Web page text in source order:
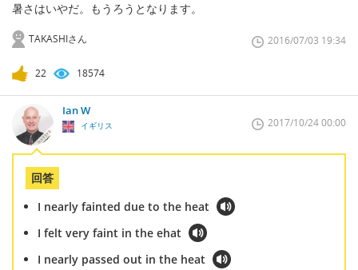
暑さはいやだ。もうろうとなります。
TAKASHIさん 2016/07/03 19:34
22 18574
Ian W
イギリス 2017/10/24 00:00
回答
I nearly fainted due to the heat
I felt very faint in the ehat
I nearly passed out in the heat